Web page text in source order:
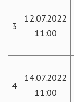
3
12.07.2022
11:00
4
14.07.2022
11:00